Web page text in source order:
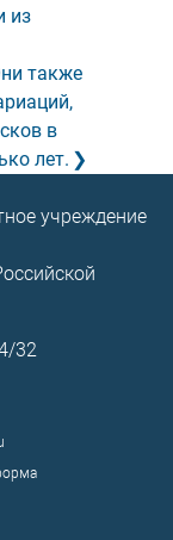
из
также
в
лет.
учреждение
32